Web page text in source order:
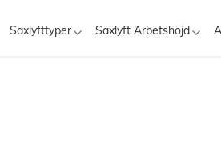
Saxlyfttyper Saxlyft Arbetshöjd